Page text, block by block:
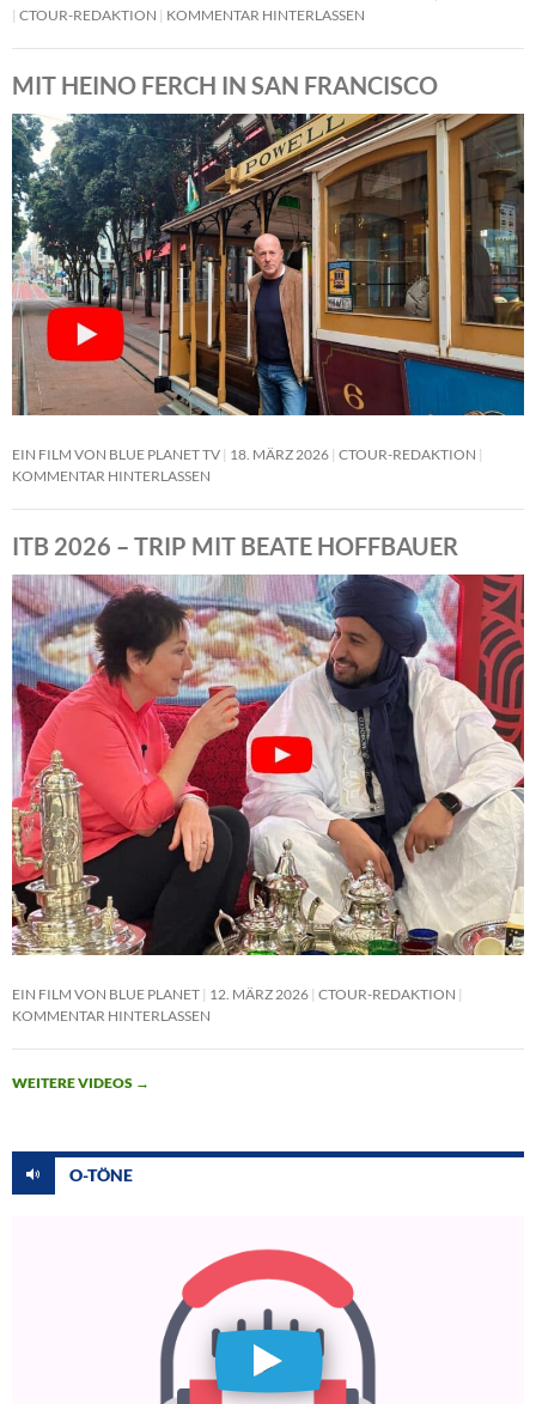
CTOUR-REDAKTION
KOMMENTAR HINTERLASSEN
MIT HEINO FERCH IN SAN FRANCISCO
EIN FILM VON BLUE PLANET TV 18. MÄRZ 2026 CTOUR-REDAKTION
KOMMENTAR HINTERLASSEN
ITB 2026 – TRIP MIT BEATE HOFFBAUER
EIN FILM VON BLUE PLANET 12. MÄRZ 2026 CTOUR-REDAKTION
KOMMENTAR HINTERLASSEN
WEITERE VIDEOS →
O-TÖNE